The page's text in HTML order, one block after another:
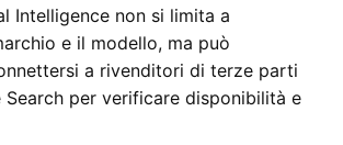
Intelligence non si limita a
e il modello, ma può
a rivenditori di terze parti
per verificare disponibilità e